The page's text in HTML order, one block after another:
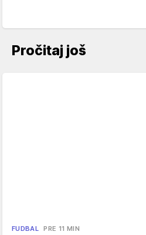
Pročitaj još
FUDBAL PRE 11 MIN